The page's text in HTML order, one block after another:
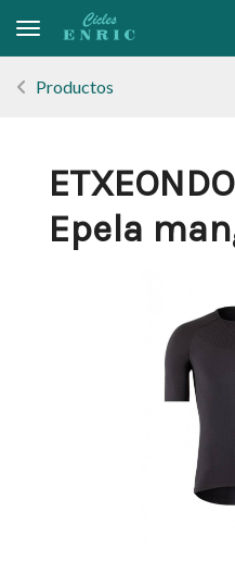
Toggle navigation
Productos
Epela